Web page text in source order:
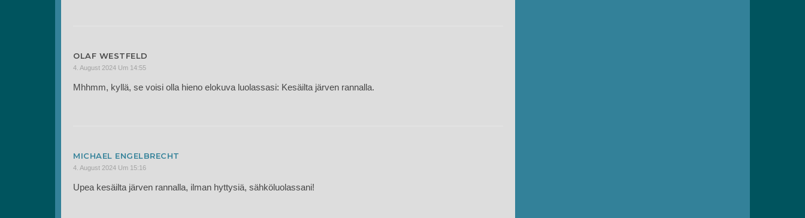
OLAF WESTFELD
4. August 2024 Um 14:55
Mhhmm, kyllä, se voisi olla hieno elokuva luolassasi: Kesäilta järven rannalla.
MICHAEL ENGELBRECHT
4. August 2024 Um 15:16
Upea kesäilta järven rannalla, ilman hyttysiä, sähköluolassani!